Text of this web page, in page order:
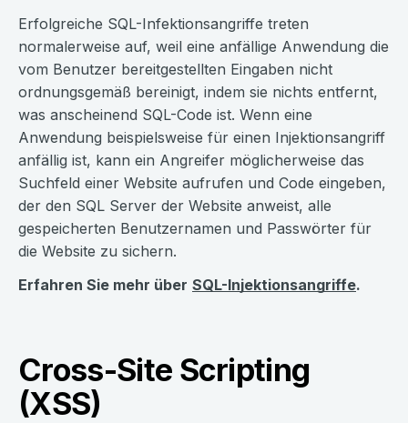
Erfolgreiche SQL-Infektionsangriffe treten
normalerweise auf, weil eine anfällige Anwendung die
vom Benutzer bereitgestellten Eingaben nicht
ordnungsgemäß bereinigt, indem sie nichts entfernt,
was anscheinend SQL-Code ist. Wenn eine
Anwendung beispielsweise für einen Injektionsangriff
anfällig ist, kann ein Angreifer möglicherweise das
Suchfeld einer Website aufrufen und Code eingeben,
der den SQL Server der Website anweist, alle
gespeicherten Benutzernamen und Passwörter für
die Website zu sichern.
Erfahren Sie mehr über SQL-Injektionsangriffe.
Cross-Site Scripting
(XSS)